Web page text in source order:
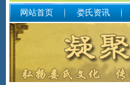
网站首页 娄氏资讯